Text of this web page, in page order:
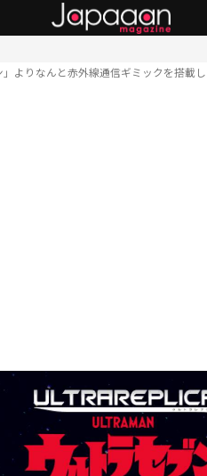
」よりなんと赤外線通信ギミックを搭載